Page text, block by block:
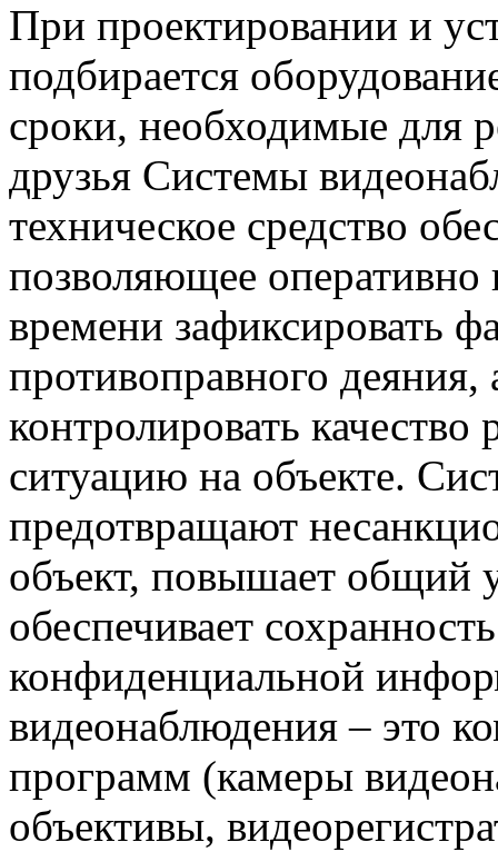
При проектировании и
подбирается
сроки, необходимые для
друзья Системы
техническое средство
позволяющее
времени зафиксировать
противоправного
контролировать
ситуацию на объекте.
предотвращают
объект, повышает общий
обеспечивает
конфиденциальной
видеонаблюдения – это
программ (камеры
объективы,